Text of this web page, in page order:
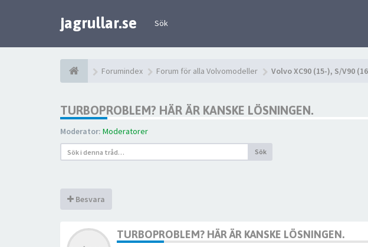
jagrullar.se Sök
Forumindex Forum för alla Volvomodeller Volvo XC90 (15-), S/V90
TURBOPROBLEM? HÄR ÄR KANSKE LÖSNINGEN.
Moderator: Moderatorer
Sök
Besvara
TURBOPROBLEM? HÄR ÄR KANSKE LÖSNINGEN.